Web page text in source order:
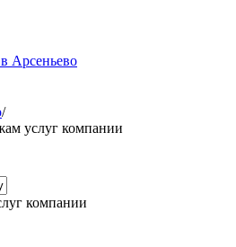
Арсеньево
/
услуг компании
компании